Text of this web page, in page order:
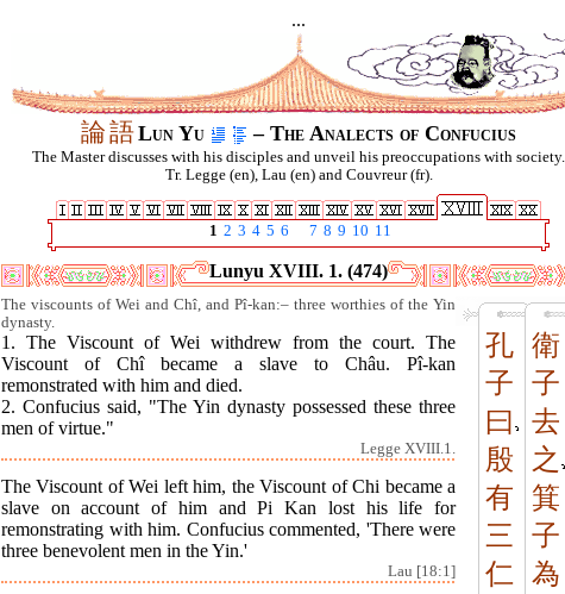
...
論語Lun Yu – The Analects of Confucius
The Master discusses with his disciples and unveil his preoccupations with society.
Tr. Legge (en), Lau (en) and Couvreur (fr).
1 2 3 4 5 6 7 8 9 10 11
Lunyu XVIII. 1. (474)
孔
子
曰
殷
有
三
仁
衛
子
去
之
箕
子
為
The viscounts of Wei and Chî, and Pî-kan:– three worthies of the Yin
dynasty.
1. The Viscount of Wei withdrew from the court. The
Viscount of Chî became a slave to Châu. Pî-kan
remonstrated with him and died.
2. Confucius said, "The Yin dynasty possessed these three
men of virtue."
Legge XVIII.1.
The Viscount of Wei left him, the Viscount of Chi became a
slave on account of him and Pi Kan lost his life for
remonstrating with him. Confucius commented, 'There were
three benevolent men in the Yin.'
Lau [18:1]